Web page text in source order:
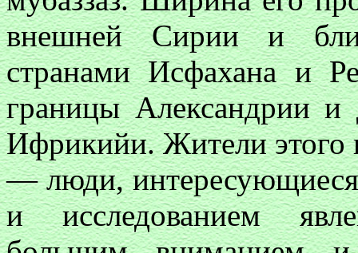
внешней Сирии и
странами Исфахана и
границы Александрии
Ифрикийи. Жители этого
— люди,
и исследованием